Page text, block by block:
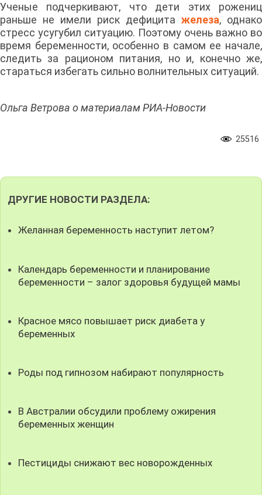
Ученые подчеркивают, что дети этих рожениц
раньше не имели риск дефицита железа, однако
стресс усугубил ситуацию. Поэтому очень важно во
время беременности, особенно в самом ее начале,
следить за рационом питания, но и, конечно же,
стараться избегать сильно волнительных ситуаций.
Ольга Ветрова о материалам РИА-Новости
25516
ДРУГИЕ НОВОСТИ РАЗДЕЛА:
Желанная беременность наступит летом?
Календарь беременности и планирование
беременности – залог здоровья будущей мамы
Красное мясо повышает риск диабета у
беременных
Роды под гипнозом набирают популярность
В Австралии обсудили проблему ожирения
беременных женщин
Пестициды снижают вес новорожденных